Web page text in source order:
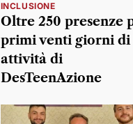
INCLUSIONE
Oltre 250 presenze
primi venti giorni di
attività di
DesTeenAzione